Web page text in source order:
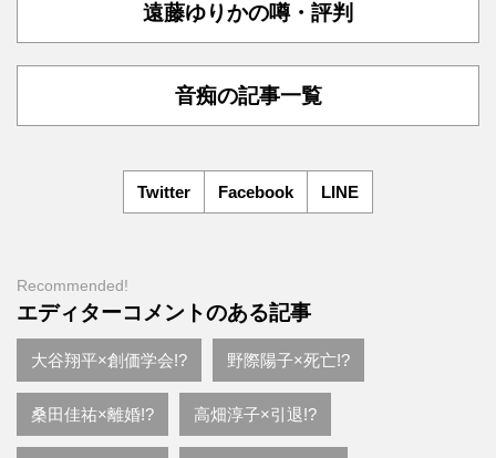
遠藤ゆりかの噂・評判
音痴の記事一覧
Twitter Facebook LINE
Recommended!
エディターコメントのある記事
大谷翔平×創価学会!? 野際陽子×死亡!?
桑田佳祐×離婚!? 高畑淳子×引退!?